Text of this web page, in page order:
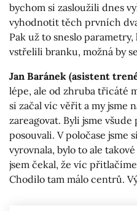
bychom si zasloužili dnes
vyhodnotit těch prvních
Pak už to sneslo
vstřelili branku, možná by
Jan Baránek (asistent
lépe, ale od zhruba třicáté
si začal víc věřit a my jsme
zareagovat. Byli jsme všude
posouvali. V poločase jsme
vyrovnala, bylo to ale
jsem čekal, že víc
Chodilo tam málo centrů.